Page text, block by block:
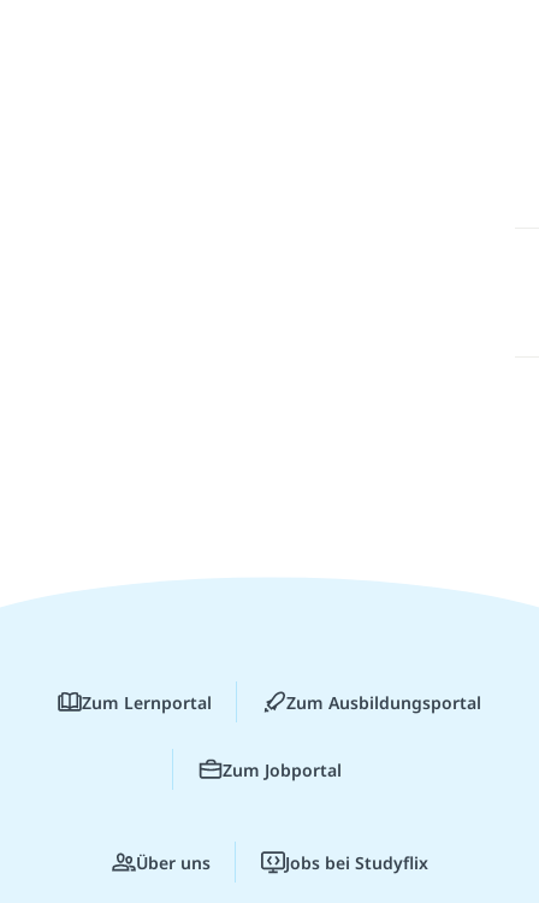
Zum Lernportal Zum Ausbildungsportal
Zum Jobportal
Über uns Jobs bei Studyflix